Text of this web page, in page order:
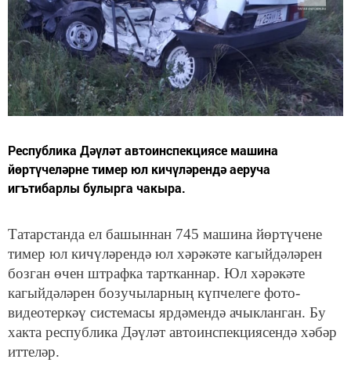
Республика Дәүләт автоинспекциясе машина
йөртүчеләрне тимер юл кичүләрендә аеруча
игътибарлы булырга чакыра.
Татарстанда ел башыннан 745 машина йөртүчене
тимер юл кичүләрендә юл хәрәкәте кагыйдәләрен
бозган өчен штрафка тартканнар. Юл хәрәкәте
кагыйдәләрен бозучыларның күпчелеге фото-
видеотеркәү системасы ярдәмендә ачыкланган. Бу
хакта республика Дәүләт автоинспекциясендә хәбәр
иттеләр.